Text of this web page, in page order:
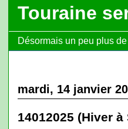
Touraine
Désormais un peu plus
mardi, 14 janvier
14012025 (Hiver à